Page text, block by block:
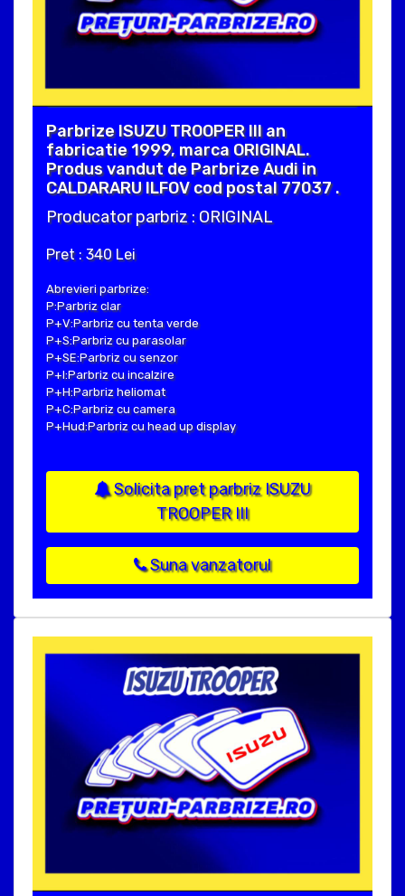
Parbrize ISUZU TROOPER III an
fabricatie 1999, marca ORIGINAL.
Produs vandut de Parbrize Audi in
CALDARARU ILFOV cod postal 77037 .
Producator parbriz : ORIGINAL
Pret : 340 Lei
Abrevieri parbrize:
P:Parbriz clar
P+V:Parbriz cu tenta verde
P+S:Parbriz cu parasolar
P+SE:Parbriz cu senzor
P+I:Parbriz cu incalzire
P+H:Parbriz heliomat
P+C:Parbriz cu camera
P+Hud:Parbriz cu head up display
Solicita pret parbriz ISUZU
TROOPER III
Suna vanzatorul